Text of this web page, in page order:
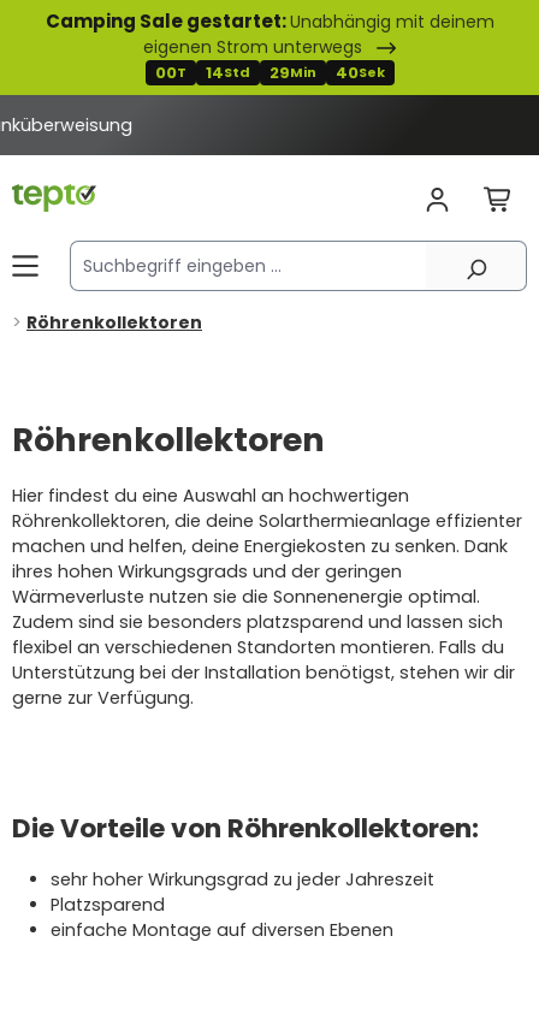
springen
Camping Sale gestartet:Unabhängig mit deinem
eigenen Strom unterwegs
00T 14Std 29Min 40Sek
Röhrenkollektoren
Röhrenkollektoren
Hier findest du eine Auswahl an hochwertigen
Röhrenkollektoren, die deine Solarthermieanlage effizienter
machen und helfen, deine Energiekosten zu senken. Dank
ihres hohen Wirkungsgrads und der geringen
Wärmeverluste nutzen sie die Sonnenenergie optimal.
Zudem sind sie besonders platzsparend und lassen sich
flexibel an verschiedenen Standorten montieren. Falls du
Unterstützung bei der Installation benötigst, stehen wir dir
gerne zur Verfügung.
Die Vorteile von Röhrenkollektoren:
sehr hoher Wirkungsgrad zu jeder Jahreszeit
Platzsparend
einfache Montage auf diversen Ebenen